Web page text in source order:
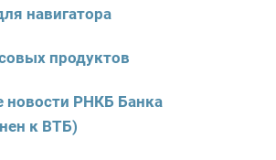
навигатора
продуктов
новости РНКБ Банкa
к ВТБ)